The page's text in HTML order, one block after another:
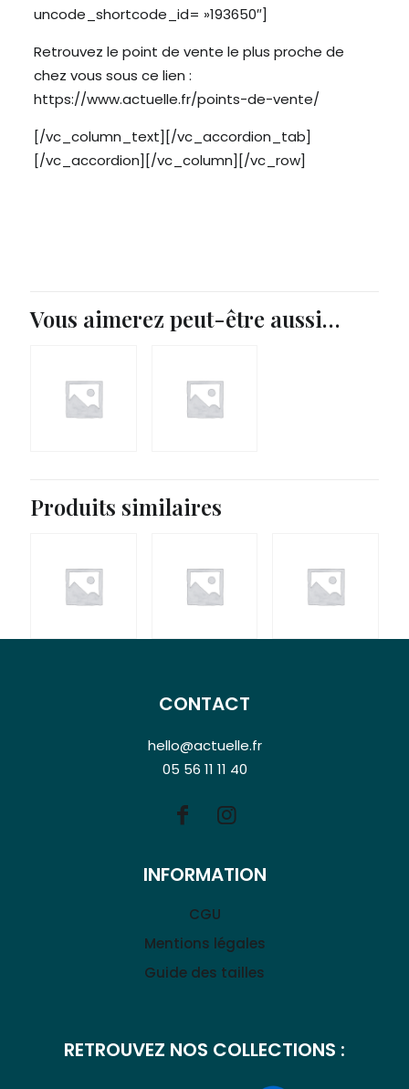
uncode_shortcode_id= »193650″]
Retrouvez le point de vente le plus proche de
chez vous sous ce lien :
https://www.actuelle.fr/points-de-vente/
[/vc_column_text][/vc_accordion_tab]
[/vc_accordion][/vc_column][/vc_row]
Vous aimerez peut-être aussi…
Produits similaires
37,00€ 37,00€
CONTACT
hello@actuelle.fr
05 56 11 11 40
INFORMATION
CGU
Mentions légales
Guide des tailles
RETROUVEZ NOS COLLECTIONS :